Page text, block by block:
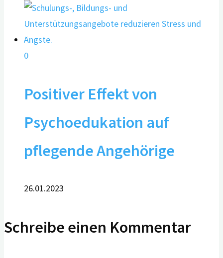
0
Positiver Effekt von
Psychoedukation auf
pflegende Angehörige
26.01.2023
Schreibe einen Kommentar